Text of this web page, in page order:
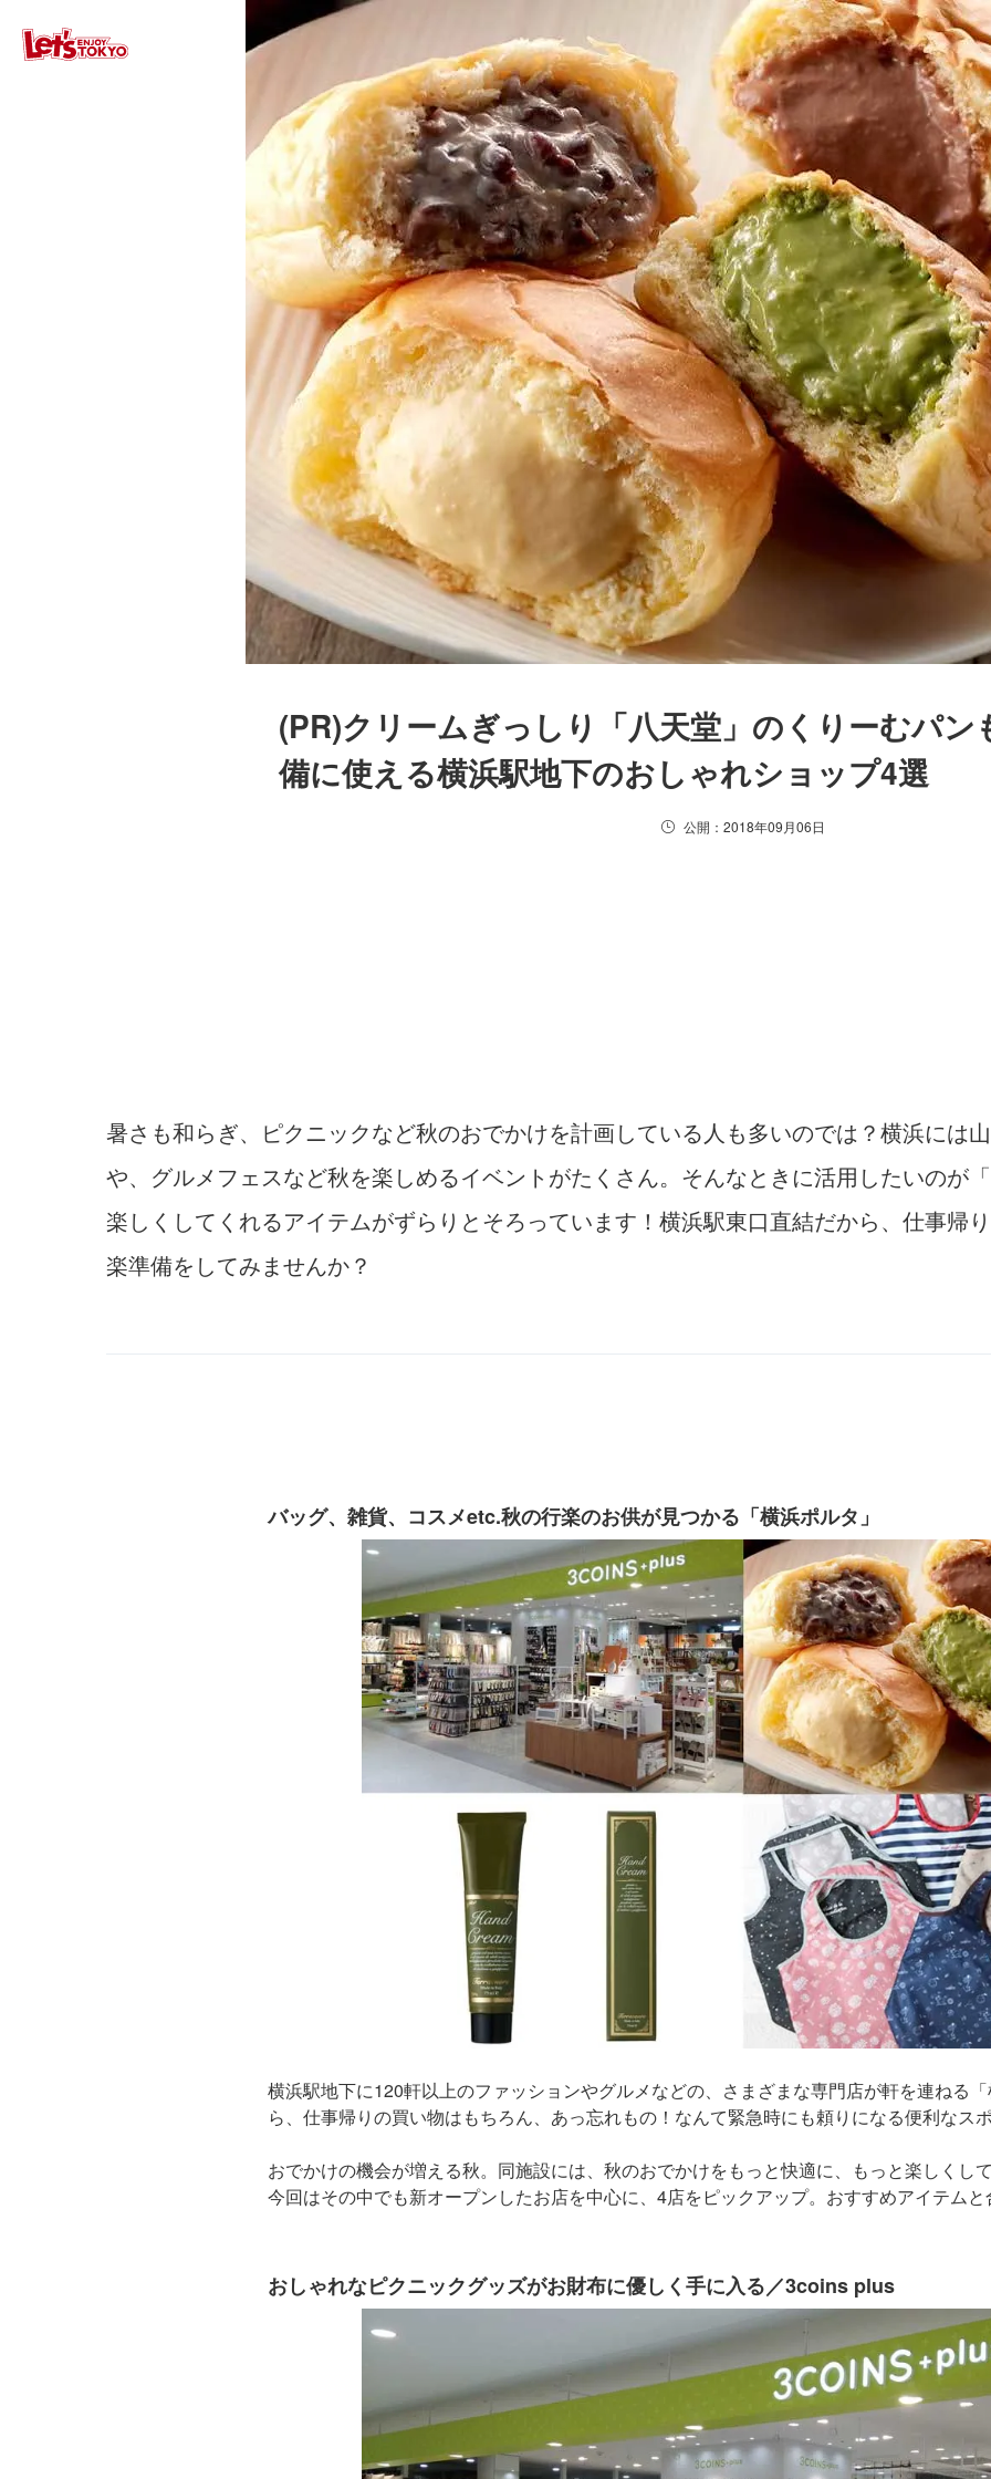
(PR)クリームぎっしり「八天堂」のくりーむパン
備に使える横浜駅地下のおしゃれショップ4選
公開：2018年09月06日
暑さも和らぎ、ピクニックなど秋のおでかけを計画している人も多いのでは？横浜には
や、グルメフェスなど秋を楽しめるイベントがたくさん。そんなときに活用したいのが
楽しくしてくれるアイテムがずらりとそろっています！横浜駅東口直結だから、仕事帰
楽準備をしてみませんか？
バッグ、雑貨、コスメetc.秋の行楽のお供が見つかる「横浜ポルタ」
横浜駅地下に120軒以上のファッションやグルメなどの、さまざまな専門店が軒を連ねる
ら、仕事帰りの買い物はもちろん、あっ忘れもの！なんて緊急時にも頼りになる便利なス
おでかけの機会が増える秋。同施設には、秋のおでかけをもっと快適に、もっと楽しくし
今回はその中でも新オープンしたお店を中心に、4店をピックアップ。おすすめアイテム
おしゃれなピクニックグッズがお財布に優しく手に入る／3coins plus